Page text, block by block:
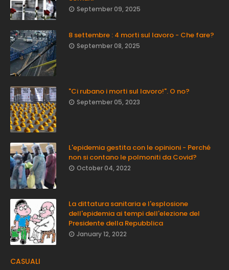
September 09, 2025
8 settembre : 4 morti sul lavoro - Che fare?
September 08, 2025
"Ci rubano i morti sul lavoro!". O no?
September 05, 2023
L'epidemia gestita con le opinioni - Perché
non si contano le polmoniti da Covid?
October 04, 2022
La dittatura sanitaria e l'esplosione
dell'epidemia ai tempi dell'elezione del
Presidente della Repubblica
January 12, 2022
CASUALI